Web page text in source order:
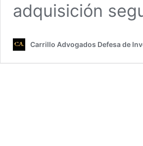
adquisición
Carrillo Advogados Defesa de